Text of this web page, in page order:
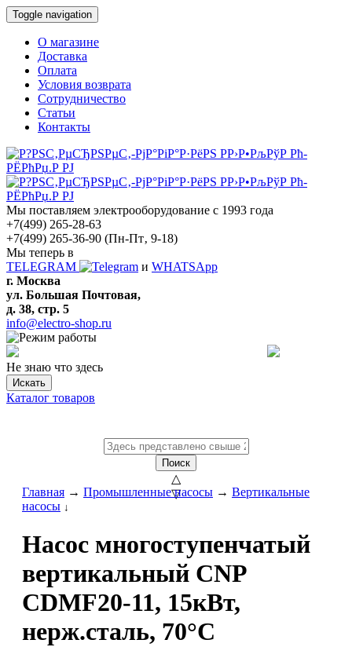
Toggle navigation
О магазине
Доставка
Оплата
Условия возврата
Сотрудничество
Статьи
Контакты
Мы поставляем электрооборудование с 1993 года
+7(499) 265-28-63
+7(499) 265-36-90 (Пн-Пт‚ 9-18)
Мы теперь в
TELEGRAM
и WHATSApp
г. Москва
ул. Большая Почтовая,
д. 38, стр. 5
info@electro-shop.ru
Не знаю что здесь
Искать
Каталог товаров
Поиск
△
▽
Главная → Промышленные насосы → Вертикальные
насосы ↓
Насос многоступенчатый
вертикальный CNP
CDMF20-11, 15кВт,
нерж.сталь, 70°C